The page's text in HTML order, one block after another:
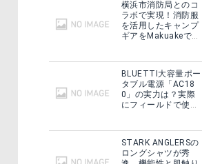
横浜市消防局とのコ
ラボで実現！消防服
を活用したキャンプ
ギアをMakuakeで予
BLUETTI大容量ポー
タブル電源「AC18
0」の実力は？実際
にフィールドで使用
STARK ANGLERSの
ロングシャツが秀